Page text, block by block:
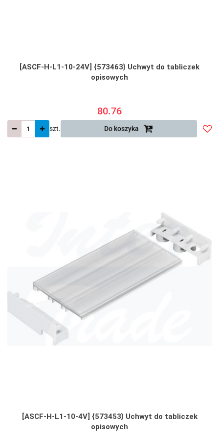
[ASCF-H-L1-10-24V] {573463} Uchwyt do tabliczek
opisowych
80.76
szt. Do koszyka
[ASCF-H-L1-10-4V] {573453} Uchwyt do tabliczek
opisowych